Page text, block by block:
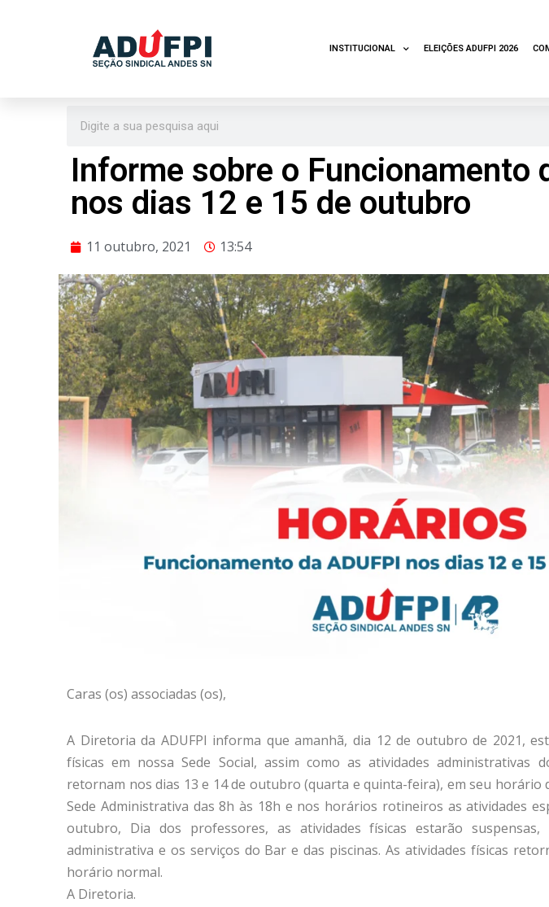
INSTITUCIONAL ELEIÇÕES ADUFPI 2026
Informe sobre o Funcionamento
nos dias 12 e 15 de outubro
11 outubro, 2021 13:54
Caras (os) associadas (os),
A Diretoria da ADUFPI informa que amanhã, dia 12 de outubro de 2021,
físicas em nossa Sede Social, assim como as atividades administrativas
retornam nos dias 13 e 14 de outubro (quarta e quinta-feira), em seu horário
Sede Administrativa das 8h às 18h e nos horários rotineiros as atividades
outubro, Dia dos professores, as atividades físicas estarão
administrativa e os serviços do Bar e das piscinas. As atividades físicas
horário normal.
A Diretoria.